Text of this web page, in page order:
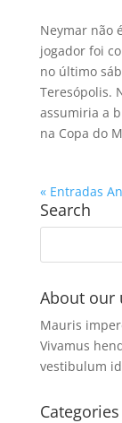
Neymar não
jogador foi
no último
Teresópolis.
assumiria a
na Copa do
« Entradas
Search
About our
Mauris
Vivamus
vestibulum
Categories